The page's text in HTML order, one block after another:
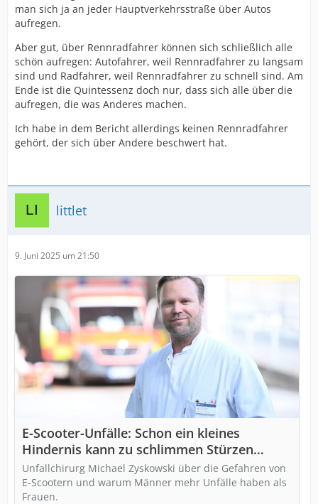
man sich ja an jeder Hauptverkehrsstraße über Autos
aufregen.
Aber gut, über Rennradfahrer können sich schließlich alle
schön aufregen: Autofahrer, weil Rennradfahrer zu langsam
sind und Radfahrer, weil Rennradfahrer zu schnell sind. Am
Ende ist die Quintessenz doch nur, dass sich alle über die
aufregen, die was Anderes machen.
Ich habe in dem Bericht allerdings keinen Rennradfahrer
gehört, der sich über Andere beschwert hat.
littlet
9. Juni 2025 um 21:50
E-Scooter-Unfälle: Schon ein kleines
Hindernis kann zu schlimmen Stürzen
führen
Unfallchirurg Michael Zyskowski über die Gefahren von
E-Scootern und warum Männer mehr Unfälle haben als
Frauen.